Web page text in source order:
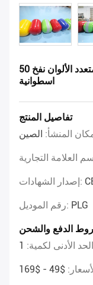
50 سم ديا 60 سم ارتفاع متعدد الألوان نفخ PVC العوامة
اسطوانية
تفاصيل المنتج
المنشأ: الصين
إصدار الشهادات:
رقم الموديل: PLG
الدفع والشحن
الحد الأدنى لكمية: